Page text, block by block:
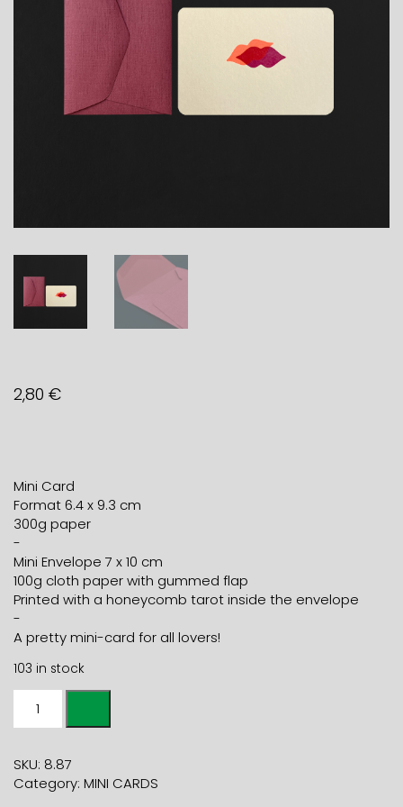
2,80 €
Mini Card
Format 6.4 x 9.3 cm
300g paper
-
Mini Envelope 7 x 10 cm
100g cloth paper with gummed flap
Printed with a honeycomb tarot inside the envelope
-
A pretty mini-card for all lovers!
103 in stock
card
MOUTHS
+
raspberry
SKU: 8.87
Category: MINI CARDS